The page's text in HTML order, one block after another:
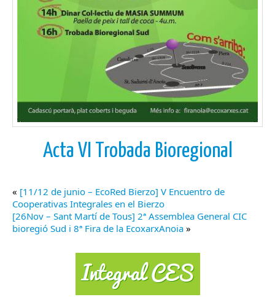
Acta VI Trobada Bioregional
« [11/12 de junio – EcoRed Bierzo] V Encuentro de
Cooperativas Integrales en el Bierzo
[26Nov – Sant Martí de Tous] 2ª Assemblea General CIC
bioregió Sud i 8ª Fira de la EcoxarxAnoia »